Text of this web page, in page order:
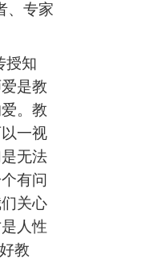
、专家
授知
是教
。教
一视
无法
有问
关心
人性
教